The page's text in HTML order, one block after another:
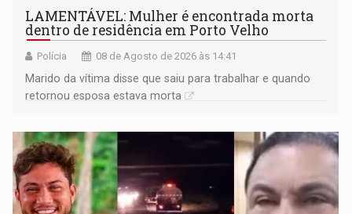
LAMENTÁVEL: Mulher é encontrada morta
dentro de residência em Porto Velho
Polícia 08 de Agosto de 2026 às 14:41
Marido da vítima disse que saiu para trabalhar e quando
retornou esposa estava morta